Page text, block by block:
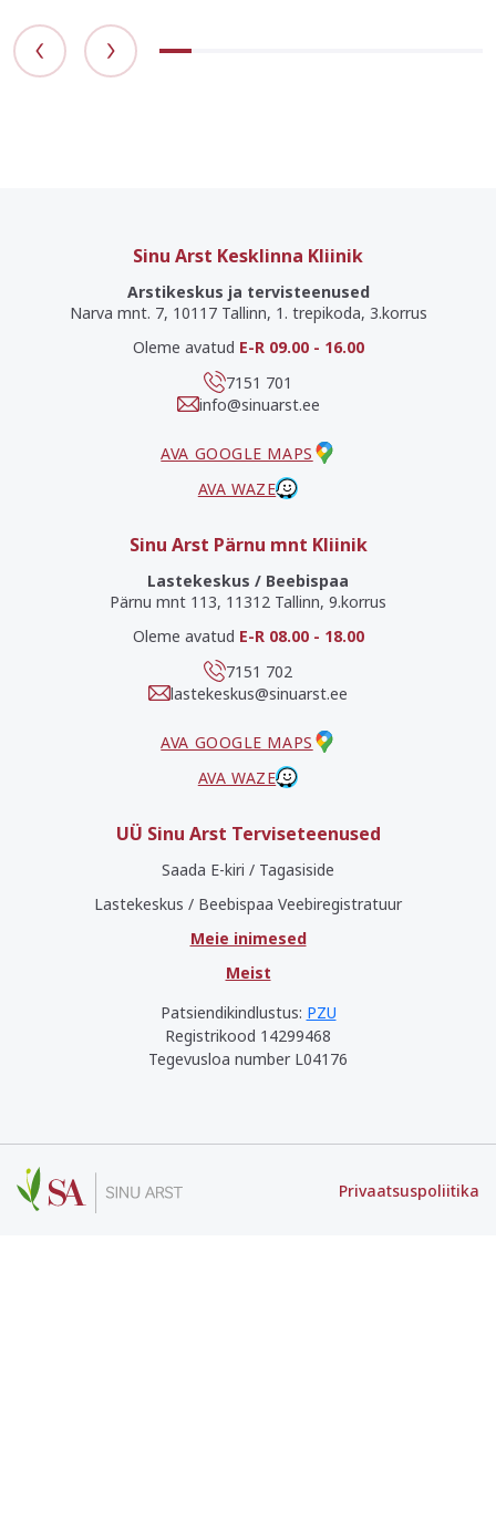
Sinu Arst Kesklinna Kliinik
Arstikeskus ja tervisteenused
Narva mnt. 7, 10117 Tallinn, 1. trepikoda, 3.korrus
Oleme avatud E-R 09.00 - 16.00
7151 701
info@sinuarst.ee
AVA GOOGLE MAPS
AVA WAZE
Sinu Arst Pärnu mnt Kliinik
Lastekeskus / Beebispaa
Pärnu mnt 113, 11312 Tallinn, 9.korrus
Oleme avatud E-R 08.00 - 18.00
7151 702
lastekeskus@sinuarst.ee
AVA GOOGLE MAPS
AVA WAZE
UÜ Sinu Arst Terviseteenused
Saada E-kiri / Tagasiside
Lastekeskus / Beebispaa Veebiregistratuur
Meie inimesed
Meist
Patsiendikindlustus: PZU
Registrikood 14299468
Tegevusloa number L04176
Privaatsuspoliitika